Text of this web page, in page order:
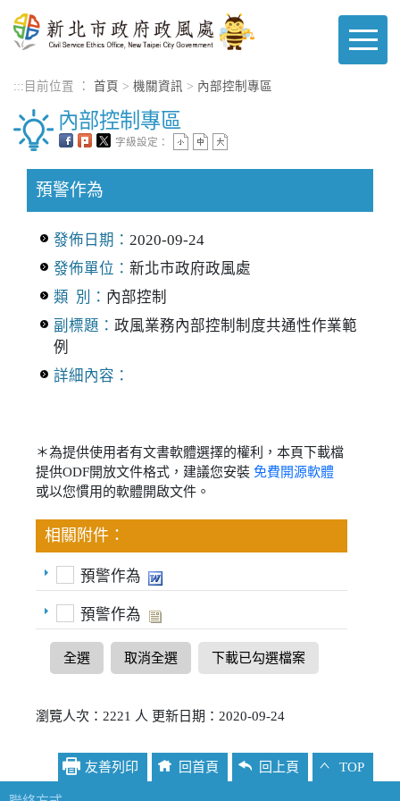
進入內容區塊
::: 目前位置 ： 首頁 > 機關資訊 > 內部控制專區
內部控制專區
字級設定：
預警作為
發佈日期： 2020-09-24
發佈單位： 新北市政府政風處
類 別： 內部控制
副標題： 政風業務內部控制制度共通性作業範
例
詳細內容：
＊為提供使用者有文書軟體選擇的權利，本頁下載檔
提供ODF開放文件格式，建議您安裝 免費開源軟體
或以您慣用的軟體開啟文件。
相關附件：
預警作為
預警作為
全選 取消全選 下載已勾選檔案
瀏覽人次：2221 人 更新日期：2020-09-24
友善列印 回首頁 回上頁 TOP